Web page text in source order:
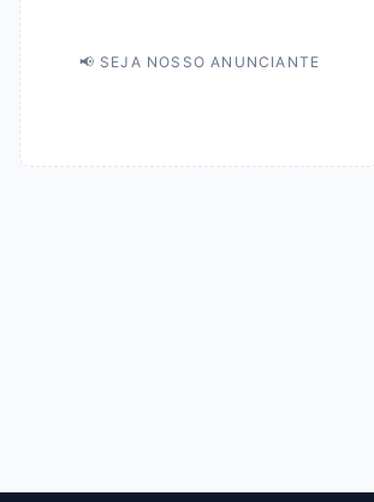
📢 SEJA NOSSO ANUNCIANTE